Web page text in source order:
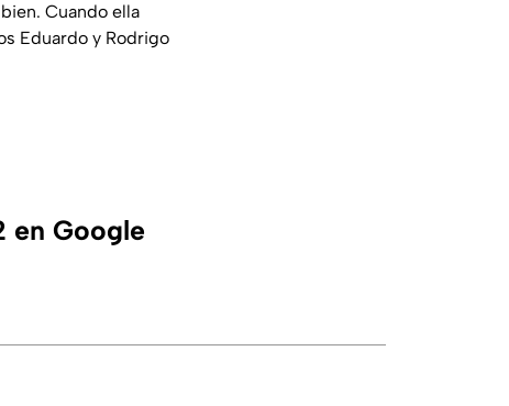
Cuando ella
Eduardo y Rodrigo
en Google